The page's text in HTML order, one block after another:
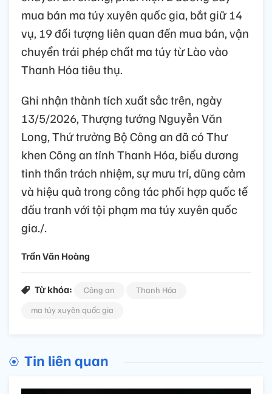
mua bán ma túy xuyên quốc gia, bắt giữ 14
vụ, 19 đối tượng liên quan đến mua bán, vận
chuyển trái phép chất ma túy từ Lào vào
Thanh Hóa tiêu thụ.
Ghi nhận thành tích xuất sắc trên, ngày
13/5/2026, Thượng tướng Nguyễn Văn
Long, Thứ trưởng Bộ Công an đã có Thư
khen Công an tỉnh Thanh Hóa, biểu dương
tinh thần trách nhiệm, sự mưu trí, dũng cảm
và hiệu quả trong công tác phối hợp quốc tế
đấu tranh với tội phạm ma túy xuyên quốc
gia./.
Trần Văn Hoàng
Từ khóa: Công an
Thanh Hóa
ma túy xuyên quốc gia
Tin liên quan